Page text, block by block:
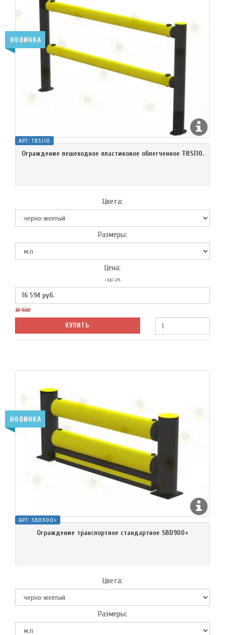
АРТ: TBS110
Ограждение пешеходное пластиковое облегченное TBS110.
Цвета:
Размеры:
Цена:
с НДС-22%
16 594 руб.
18 900
КУПИТЬ
НОВИНКА
АРТ: SBD900+
Ограждение транспортное стандартное SBD900+
Цвета:
Размеры:
НОВИНКА